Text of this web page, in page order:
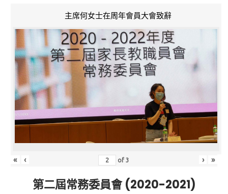
主席何女士在周年會員大會致辭
« ‹ of3 › »
第二屆常務委員會 (2020-2021)